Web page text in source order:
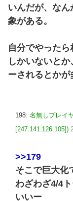
いんだが、な
象がある。
自分でやった
しかいないと
ーされるとかが
198: 名無しプレイ
[247.141.126.105])
>>179
そこで巨大化
わざわざ4/4
いいー